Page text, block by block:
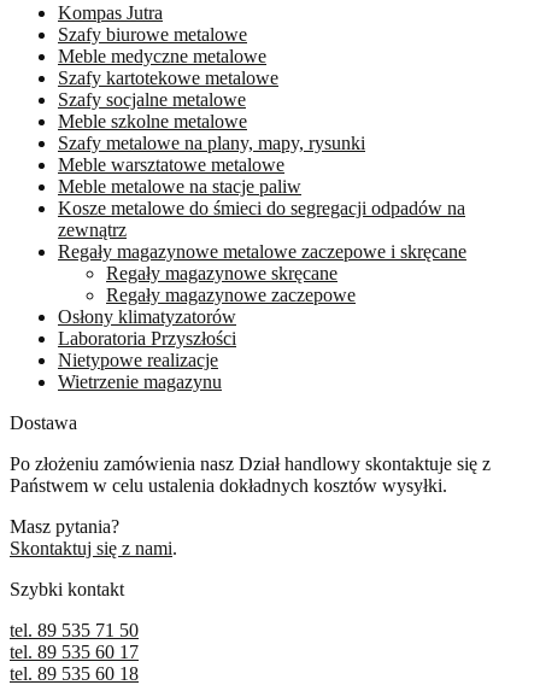
wybrać
na
stronie
produktu
Kompas Jutra
Szafy biurowe metalowe
Meble medyczne metalowe
Szafy kartotekowe metalowe
Szafy socjalne metalowe
Meble szkolne metalowe
Szafy metalowe na plany, mapy, rysunki
Meble warsztatowe metalowe
Meble metalowe na stacje paliw
Kosze metalowe do śmieci do segregacji odpadów na
zewnątrz
Regały magazynowe metalowe zaczepowe i skręcane
Regały magazynowe skręcane
Regały magazynowe zaczepowe
Osłony klimatyzatorów
Laboratoria Przyszłości
Nietypowe realizacje
Wietrzenie magazynu
Dostawa
Po złożeniu zamówienia nasz Dział handlowy skontaktuje się z
Państwem w celu ustalenia dokładnych kosztów wysyłki.
Masz pytania?
Skontaktuj się z nami.
Szybki kontakt
tel. 89 535 71 50
tel. 89 535 60 17
tel. 89 535 60 18